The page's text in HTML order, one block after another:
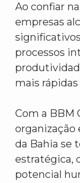
Ao confiar
empresas
processos
mais rápidas
Com a BBM
organização
da Bahia se
estratégica,
potencial